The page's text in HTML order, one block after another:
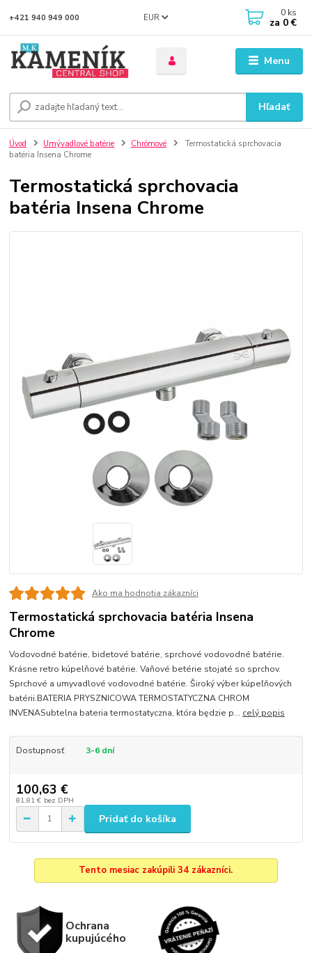
Menu
EUR
Hľadať
+421 940 949 000 0 ks
za 0 €
Úvod Umývadlové batérie Chrómové
Termostatická sprchovacia
batéria Insena Chrome
Termostatická sprchovacia
batéria Insena Chrome
Ako ma hodnotia zákazníci
Termostatická sprchovacia batéria Insena
Chrome
Vodovodné batérie, bidetové batérie, sprchové vodovodné batérie.
Krásne retro kúpelňové batérie. Vaňové betérie stojaté so sprchov.
Sprchové a umyvadlové vodovodné batérie. Široký výber kúpeľňových
batérii.BATERIA PRYSZNICOWA TERMOSTATYCZNA CHROM
INVENASubtelna bateria termostatyczna, która będzie p... celý popis
Dostupnosť 3-6 dní
100,63 €
81,81 € bez DPH
Pridať do košíka
Tento mesiac zakúpili 34 zákazníci.
Ochrana
kupujúcého